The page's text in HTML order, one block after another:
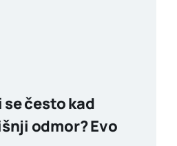
često kad
odmor? Evo